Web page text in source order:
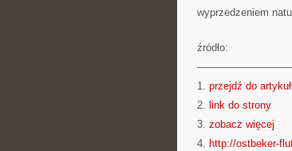
wyprzedzeniem
źródło:
1. przejdź do
2. link do strony
3. zobacz więcej
4. http://ostbeker-